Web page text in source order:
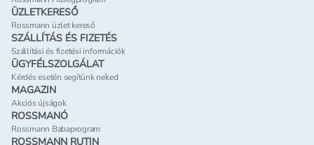
ÜZLETKERESŐ
Rossmann üzlet kereső
SZÁLLÍTÁS ÉS FIZETÉS
Szállítási és fizetési információk
ÜGYFÉLSZOLGÁLAT
Kérdés esetén segítünk neked
MAGAZIN
Akciós újságok
ROSSMANÓ
Rossmann Babaprogram
ROSSMANN RUTIN